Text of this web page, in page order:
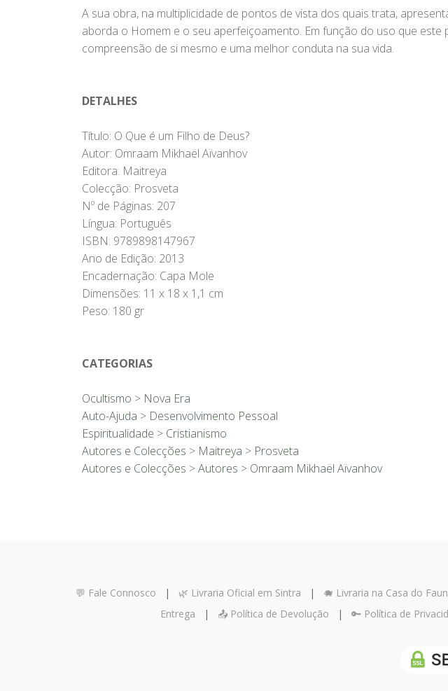
A sua obra, na multiplicidade de pontos de vista dos quais trata,
aborda o Homem e o seu aperfeiçoamento. Em função do uso que
compreensão de si mesmo e uma melhor conduta na sua vida.
DETALHES
Título: O Que é um Filho de Deus?
Autor: Omraam Mikhaël Aïvanhov
Editora: Maitreya
Colecção: Prosveta
Nº de Páginas: 207
Língua: Português
ISBN: 9789898147967
Ano de Edição: 2013
Encadernação: Capa Mole
Dimensões: 11 x 18 x 1,1 cm
Peso: 180 gr
CATEGORIAS
Ocultismo > Nova Era
Auto-Ajuda > Desenvolvimento Pessoal
Espiritualidade > Cristianismo
Autores e Colecções > Maitreya > Prosveta
Autores e Colecções >Autores > Omraam Mikhaël Aïvanhov
💬 Fale Connosco | 🌿 Livraria Oficial em Sintra | 🐗 Livraria na Casa do
Entrega | 📤 Política de Devolução | 🔑 Política de